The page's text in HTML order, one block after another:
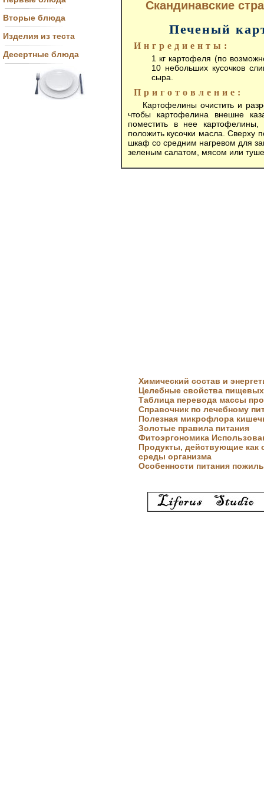
Вторые блюда
Изделия из теста
Десертные блюда
Скандинавские
Печеный
Ингредиенты:
1 кг картофеля (по
10 небольших кусочков
сыра.
Приготовление:
Картофелины очистить и
чтобы картофелина внешне
поместить в нее
положить кусочки масла. Сверху
шкаф со средним нагревом для
зеленым салатом, мясом или
Химический состав и
Целебные свойства
Таблица перевода массы
Справочник по лечебному
Полезная микрофлора
Золотые правила питания
Фитоэргономика
Продукты, действующие как
среды организма
Особенности питания